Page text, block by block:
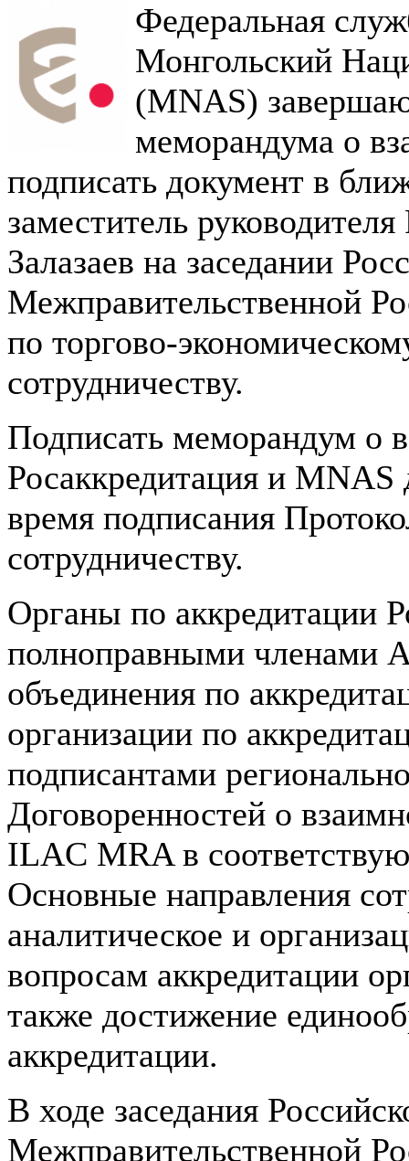
Федеральная
Монгольский
(MNAS)
меморандума о
подписать документ в
заместитель
Залазаев на заседании
Межправительственной
по торгово-
сотрудничеству.
Подписать меморандум о
Росаккредитация и MNAS
время подписания
сотрудничеству.
Органы по аккредитации
полноправными членами
объединения по
организации по
подписантами
Договоренностей о
ILAC MRA в
Основные направления
аналитическое и
вопросам аккредитации
также достижение
аккредитации.
В ходе заседания
Межправительственной